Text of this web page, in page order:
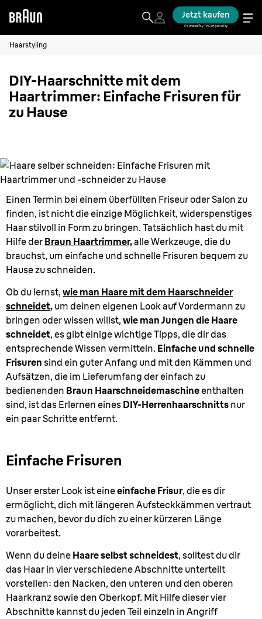
Jetzt kaufen
Powered by THG Ingenuity
Haarstyling
DIY-Haarschnitte mit dem
Haartrimmer: Einfache Frisuren für
zu Hause
Einen Termin bei einem überfüllten Friseur oder Salon zu
finden, ist nicht die einzige Möglichkeit, widerspenstiges
Haar stilvoll in Form zu bringen. Tatsächlich hast du mit
Hilfe der Braun Haartrimmer,alle Werkzeuge, die du
brauchst, um einfache und schnelle Frisuren bequem zu
Hause zu schneiden.
Ob du lernst, wie man Haare mit dem Haarschneider
schneidet, um deinen eigenen Look auf Vordermann zu
bringen oder wissen willst, wie man Jungen die Haare
schneidet, es gibt einige wichtige Tipps, die dir das
entsprechende Wissen vermitteln. Einfache und schnelle
Frisuren sind ein guter Anfang und mit den Kämmen und
Aufsätzen, die im Lieferumfang der einfach zu
bedienenden Braun Haarschneidemaschineenthalten
sind, ist das Erlernen eines DIY-Herrenhaarschnitts nur
ein paar Schritte entfernt.
Einfache Frisuren
Unser erster Look ist eineeinfache Frisur, die es dir
ermöglicht, dich mit längeren Aufsteckkämmen vertraut
zu machen, bevor du dich zu einer kürzeren Länge
vorarbeitest.
Wenn du deine Haare selbst schneidest, solltest du dir
das Haar in vier verschiedene Abschnitte unterteilt
vorstellen: den Nacken, den unteren und den oberen
Haarkranz sowie den Oberkopf. Mit Hilfe dieser vier
Abschnitte kannst du jeden Teil einzeln in Angriff